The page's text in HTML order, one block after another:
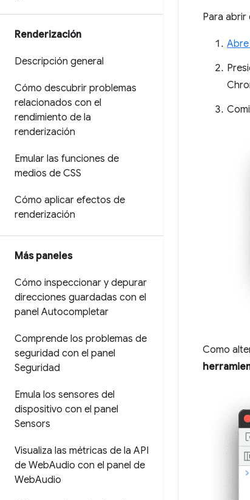
Renderización
Descripción general
Cómo descubrir problemas
relacionados con el
rendimiento de la
renderización
Emular las funciones de
medios de CSS
Cómo aplicar efectos de
renderización
Más paneles
Cómo inspeccionar y depurar
direcciones guardadas con el
panel Autocompletar
Comprende los problemas de
seguridad con el panel
Seguridad
Emula los sensores del
dispositivo con el panel
Sensors
Visualiza las métricas de la API
de WebAudio con el panel de
WebAudio
Para abrir
Como